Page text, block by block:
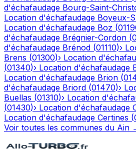
d'échafaudage Bourg-Saint-
Location d'échafaudage Boyeux-
Location d'échafaudage Boz (
d'échafaudage Brégnier-Cordon (
d'échafaudage Brénod (01110)›
Brens (01300)› Location
(01340)› Location d'échafaudage
Location d'échafaudage Brion (
d'échafaudage Briord (01470)›
Buellas (01310)› Location
(01430)› Location d'échafaudage
Location d'échafaudage Certines (
Voir toutes les communes du Ain